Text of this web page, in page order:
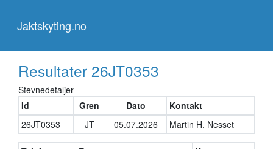
Jaktskyting.no
Resultater 26JT0353
Stevnedetaljer
Id
Gren Dato
Kontakt
26JT0353
JT 05.07.2026 Martin H. Nesset